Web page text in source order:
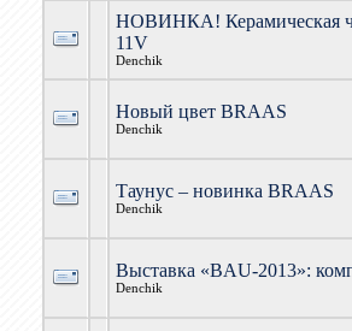
НОВИНКА! Керамическая
11V
Denchik
Новый цвет BRAAS
Denchik
Таунус – новинка BRAAS
Denchik
Выставка «BAU-2013»:
Denchik